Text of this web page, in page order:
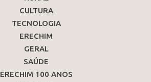
CULTURA
TECNOLOGIA
ERECHIM
GERAL
SAÚDE
ERECHIM 100 ANOS